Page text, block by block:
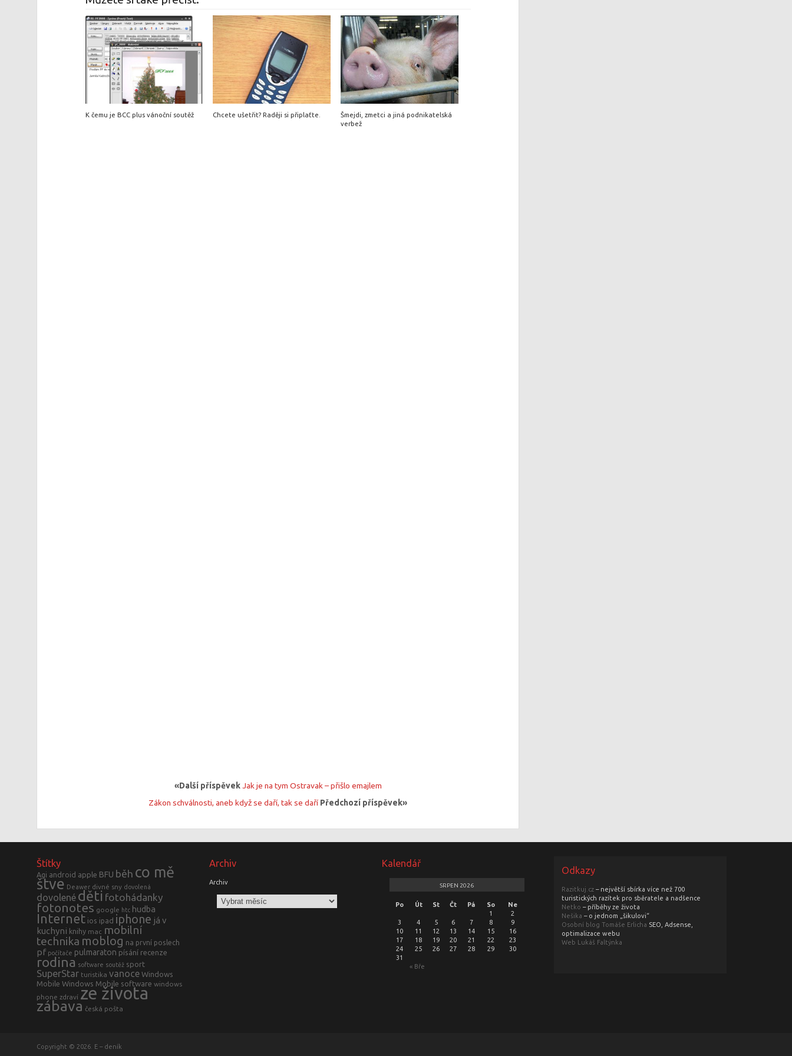
K čemu je BCC plus vánoční soutěž Chcete ušetřit? Raději si připlaťte.
Šmejdi, zmetci a jiná podnikatelská
verbež
«Další příspěvekJak je na tym Ostravak – přišlo emajlem
Zákon schválnosti, aneb když se daří, tak se daří Předchozí příspěvek»
Štítky
Agi android apple BFU běh co mě
štve Deawer divné sny dovolená
dovolené děti fotohádanky
fotonotes google htc hudba
Internet ios ipad iphone já v
kuchyni knihy mac mobilní
technika moblog na první poslech
pf počítače pulmaraton písání recenze
rodina software soutěž sport
SuperStar turistika vanoce Windows
Mobile Windows Mobile software windows
phone zdraví ze života
zábava česká pošta
Archiv
Archiv
Kalendář
SRPEN 2026
Po Út St Čt Pá So Ne
« Bře
1
2
3
4 5 6 7 8
9
10
11 12 13 14 15
16
17
18 19 20 21 22
23
24
25 26 27 28 29
30
31
Odkazy
Razitkuj.cz– největší sbírka více než 700
turistických razítek pro sběratele a nadšence
Netko – příběhy ze života
Nešika – o jednom „šikulovi“
Osobní blog Tomáše Erlicha SEO, Adsense,
optimalizace webu
Web Lukáš Faltýnka
Copyright © 2026. E – deník